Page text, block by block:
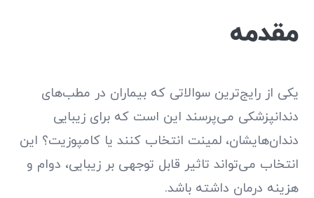
مقدمه
یکی از رایج‌ترین سوالاتی که بیماران در مطب‌های
دندانپزشکی می‌پرسند این است که برای زیبایی
دندان‌هایشان، لمینت انتخاب کنند یا کامپوزیت؟ این
انتخاب می‌تواند تاثیر قابل توجهی بر زیبایی، دوام و
هزینه درمان داشته باشد.